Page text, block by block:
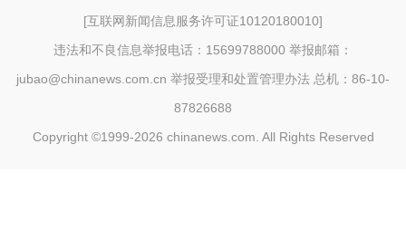
[互联网新闻信息服务许可证10120180010]
违法和不良信息举报电话：15699788000 举报邮箱：
jubao@chinanews.com.cn 举报受理和处置管理办法 总机：86-10-
87826688
Copyright ©1999-2026 chinanews.com. All Rights Reserved